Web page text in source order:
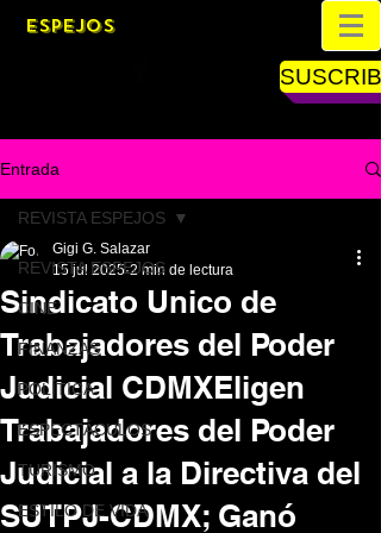
ESPEJOS
Entrada
REVISTA ESPEJOS
CINE
FINANZAS
POLÍTICA
ESPECTÁCULOS
TURISMO
ESTILO DE VIDA
REVISTA ESPEJOS
Sindicato Unico de
Trabajadores del Poder
Judicial CDMXEligen
Trabajadores del Poder
Judicial a la Directiva del
SUTPJ-CDMX; Ganó
Gigi G. Salazar
15 jul 2025 2 min de lectura